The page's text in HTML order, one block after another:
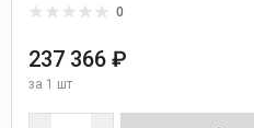
0
237 366 ₽
за 1 шт